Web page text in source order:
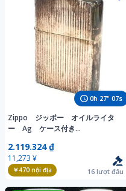
0h 27" 06s
Zippo ジッポー オイルライタ
ー Ag ケース付き
2.119.324 ₫
11,273 ¥
￥470nội địa 16 lượt đấu